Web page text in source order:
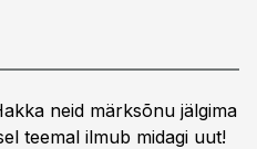
neid märksõnu jälgima
teemal ilmub midagi uut!